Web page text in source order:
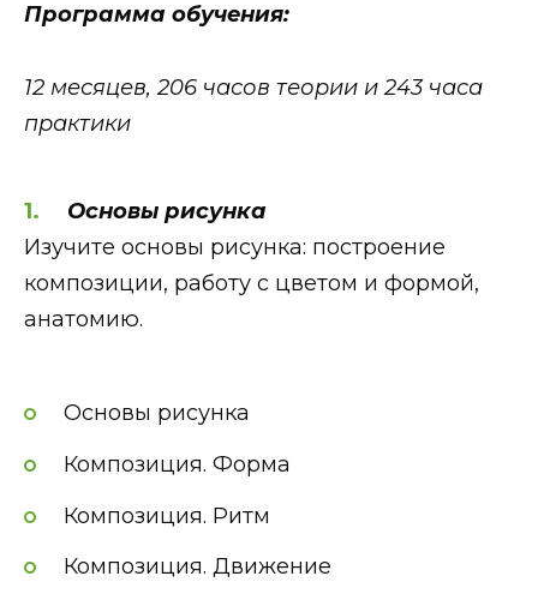
Программа обучения:
12 месяцев, 206 часов теории и 243 часа
практики
Основы рисунка
Изучите основы рисунка: построение
композиции, работу с цветом и формой,
анатомию.
Основы рисунка
Композиция. Форма
Композиция. Ритм
Композиция. Движение